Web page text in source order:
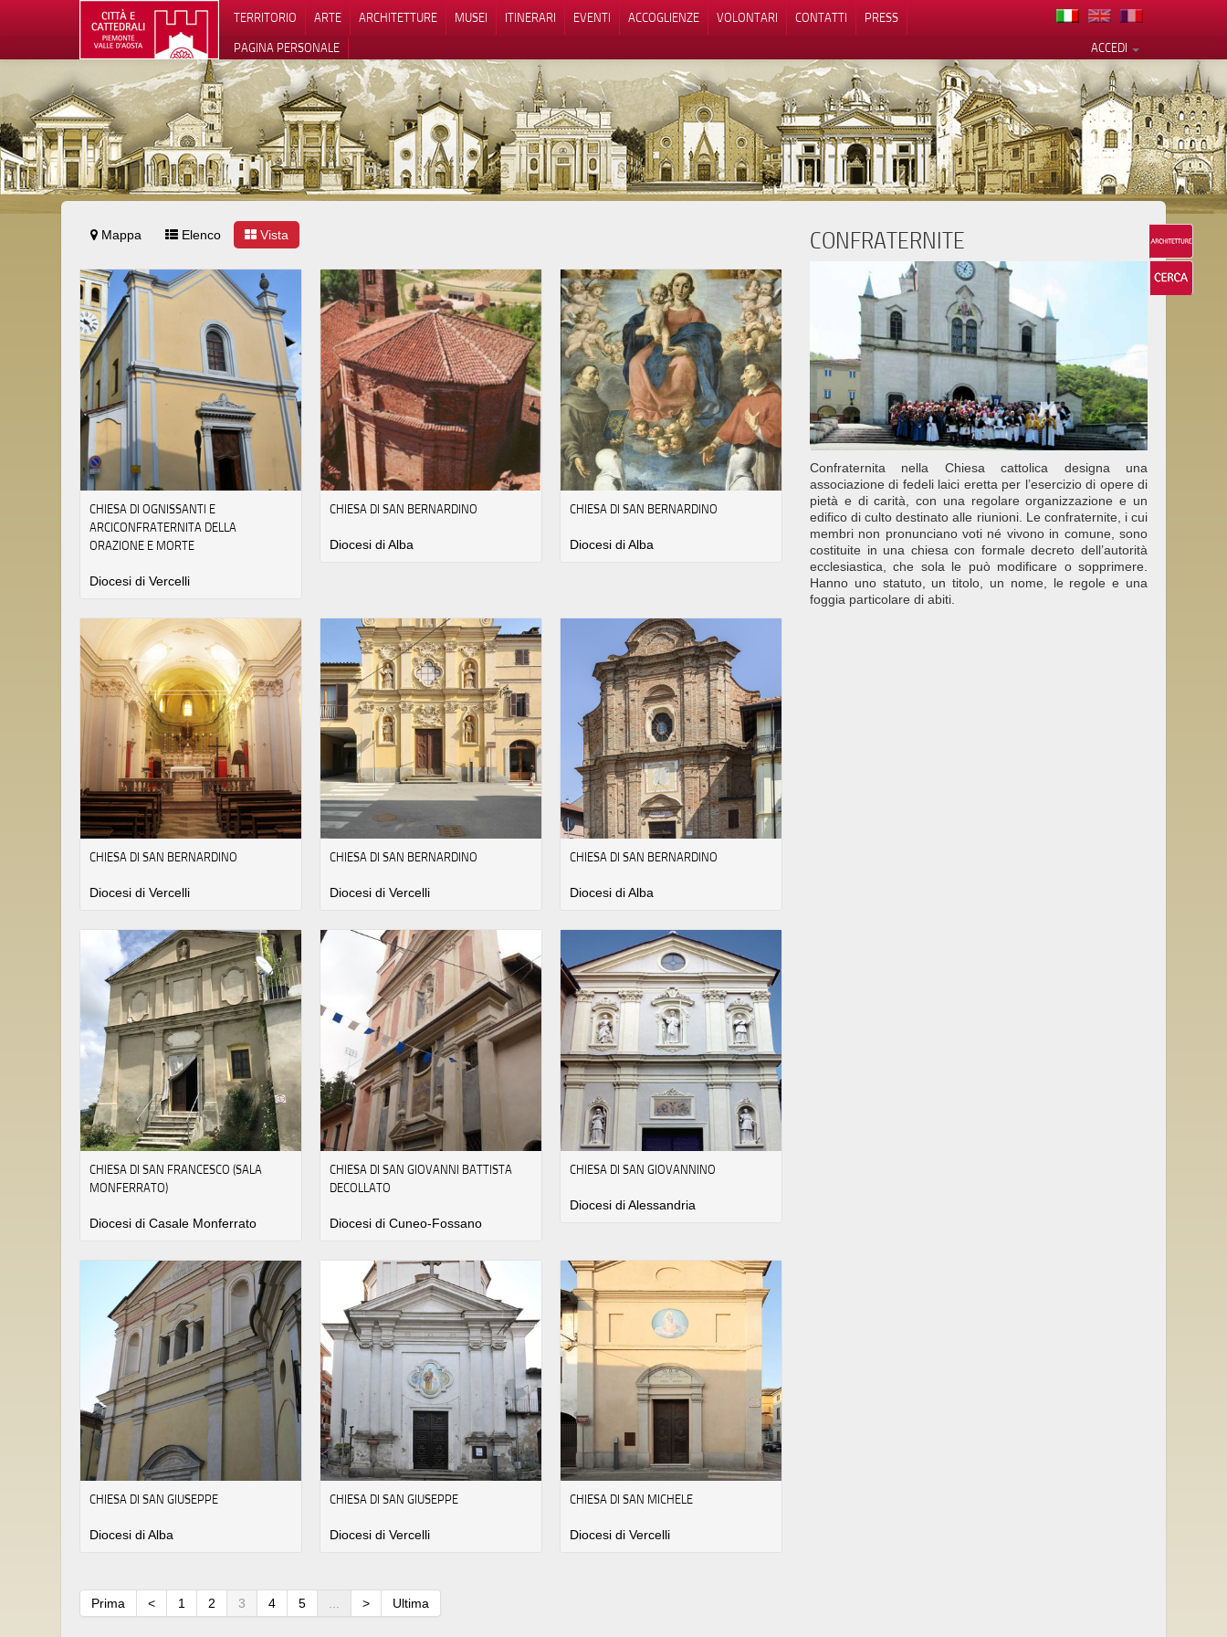
TERRITORIO ARTE ARCHITETTURE MUSEI ITINERARI EVENTI ACCOGLIENZE VOLONTARI CONTATTI
PRESS
ACCEDI
PAGINA PERSONALE
Mappa Elenco Vista
CHIESA DI OGNISSANTI E
ARCICONFRATERNITA DELLA
ORAZIONE E MORTE
Diocesi di Vercelli
CHIESA DI SAN BERNARDINO
Diocesi di Alba
CHIESA DI SAN BERNARDINO
Diocesi di Alba
CHIESA DI SAN BERNARDINO
Diocesi di Vercelli
CHIESA DI SAN BERNARDINO
Diocesi di Vercelli
CHIESA DI SAN BERNARDINO
Diocesi di Alba
CHIESA DI SAN FRANCESCO (SALA
MONFERRATO)
Diocesi di Casale Monferrato
CHIESA DI SAN GIOVANNI BATTISTA
DECOLLATO
Diocesi di Cuneo-Fossano
CHIESA DI SAN GIOVANNINO
Diocesi di Alessandria
CHIESA DI SAN GIUSEPPE
Diocesi di Alba
CHIESA DI SAN GIUSEPPE
Diocesi di Vercelli
CHIESA DI SAN MICHELE
Diocesi di Vercelli
Prima < 1 2 3 4 5 ... > Ultima
CONFRATERNITE
Confraternita nella Chiesa cattolica designa una
associazione di fedeli laici eretta per l’esercizio di opere di
pietà e di carità, con una regolare organizzazione e un
edifico di culto destinato alle riunioni. Le confraternite, i cui
membri non pronunciano voti né vivono in comune, sono
costituite in una chiesa con formale decreto dell’autorità
ecclesiastica, che sola le può modificare o sopprimere.
Hanno uno statuto, un titolo, un nome, le regole e una
foggia particolare di abiti.
Le tue preferenze relative alla privacy